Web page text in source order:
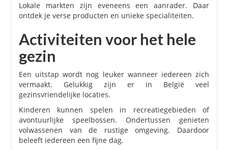
Lokale markten zijn eveneens een aanrader. Daar
ontdek je verse producten en unieke specialiteiten.
Activiteiten voor het hele
gezin
Een uitstap wordt nog leuker wanneer iedereen zich
vermaakt. Gelukkig zijn er in België veel
gezinsvriendelijke locaties.
Kinderen kunnen spelen in recreatiegebieden of
avontuurlijke speelbossen. Ondertussen genieten
volwassenen van de rustige omgeving. Daardoor
beleeft iedereen een fijne dag.